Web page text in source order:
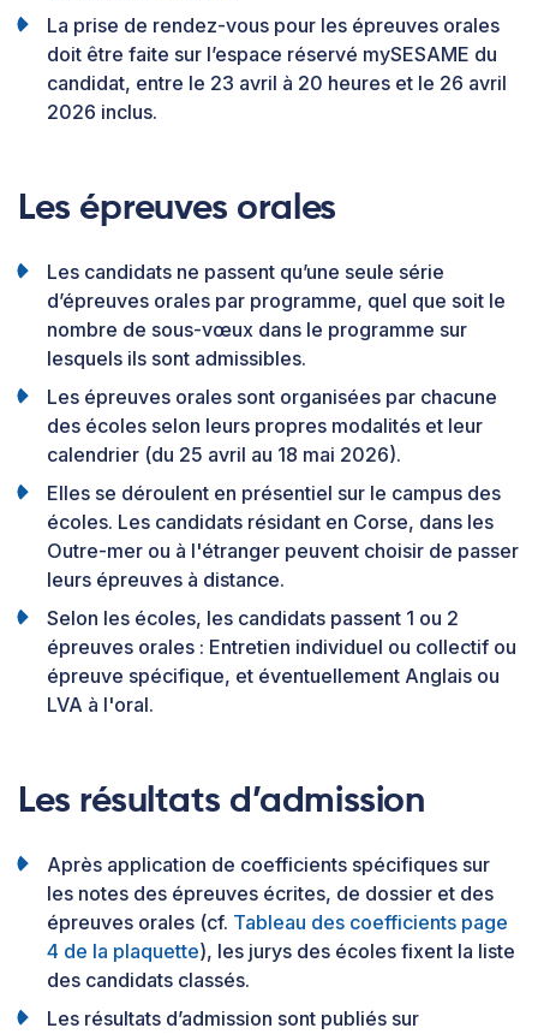
La prise de rendez-vous pour les épreuves orales
doit être faite sur l’espace réservé mySESAME du
candidat, entre le 23 avril à 20 heures et le 26 avril
2026 inclus.
Les épreuves orales
Les candidats ne passent qu’une seule série
d’épreuves orales par programme, quel que soit le
nombre de sous-vœux dans le programme sur
lesquels ils sont admissibles.
Les épreuves orales sont organisées par chacune
des écoles selon leurs propres modalités et leur
calendrier (du 25 avril au 18 mai 2026).
Elles se déroulent en présentiel sur le campus des
écoles. Les candidats résidant en Corse, dans les
Outre-mer ou à l'étranger peuvent choisir de passer
leurs épreuves à distance.
Selon les écoles, les candidats passent 1 ou 2
épreuves orales : Entretien individuel ou collectif ou
épreuve spécifique, et éventuellement Anglais ou
LVA à l'oral.
Les résultats d’admission
Après application de coefficients spécifiques sur
les notes des épreuves écrites, de dossier et des
épreuves orales (cf. Tableau des coefficients page
4 de la plaquette), les jurys des écoles fixent la liste
des candidats classés.
Les résultats d’admission sont publiés sur